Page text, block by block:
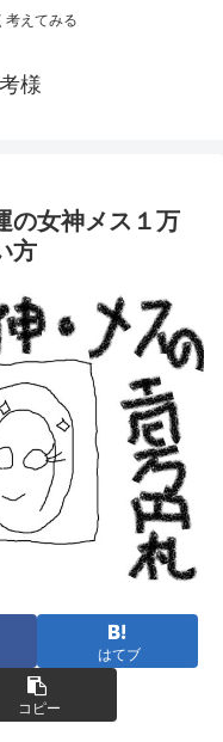
考えてみる
様
の女神メス１万
方
はてブ
コピー